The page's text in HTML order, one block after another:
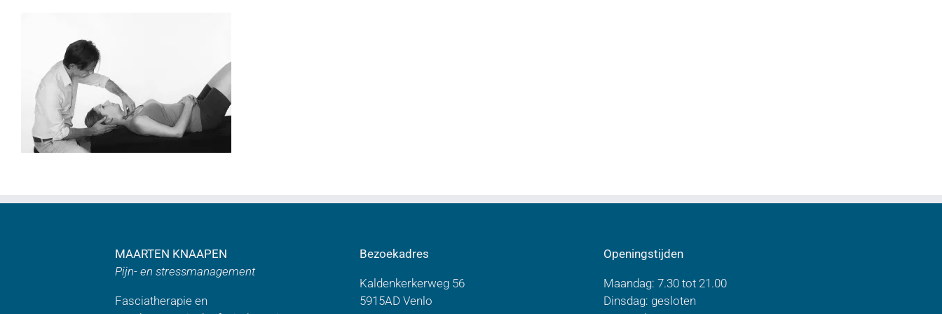
MAARTEN KNAAPEN
Pijn- en stressmanagement
Fasciatherapie en
Bezoekadres
Kaldenkerkerweg 56
5915AD Venlo
Openingstijden
Maandag: 7.30 tot 21.00
Dinsdag: gesloten